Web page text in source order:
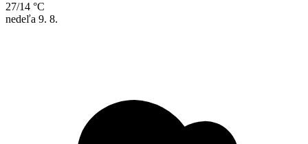
27/14 °C
nedeľa 9. 8.